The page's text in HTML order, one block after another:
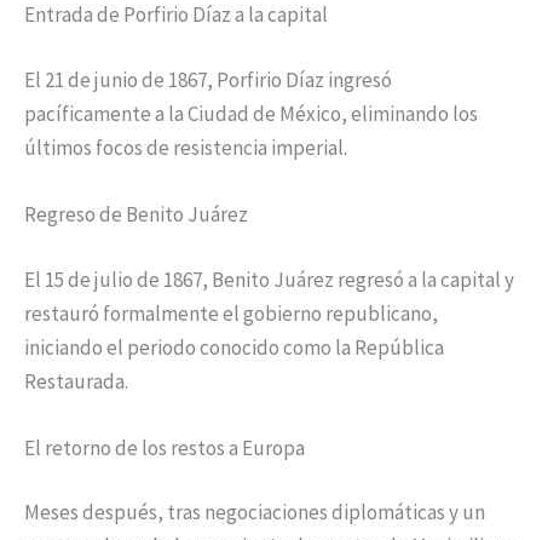
Entrada de Porfirio Díaz a la capital
El 21 de junio de 1867, Porfirio Díaz ingresó
pacíficamente a la Ciudad de México, eliminando los
últimos focos de resistencia imperial.
Regreso de Benito Juárez
El 15 de julio de 1867, Benito Juárez regresó a la capital y
restauró formalmente el gobierno republicano,
iniciando el periodo conocido como la República
Restaurada.
El retorno de los restos a Europa
Meses después, tras negociaciones diplomáticas y un